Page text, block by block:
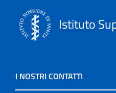
Istituto
I NOSTRI CONTATTI